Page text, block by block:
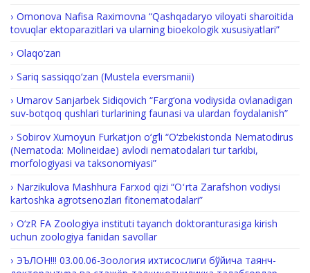
Omonova Nafisa Raximovna “Qashqadaryo viloyati sharoitida
tovuqlar ektoparazitlari va ularning bioekologik xususiyatlari”
Olaqo‘zan
Sariq sassiqqo‘zan (Mustela eversmanii)
Umarov Sanjarbek Sidiqovich “Farg‘ona vodiysida ovlanadigan
suv-botqoq qushlari turlarining faunasi va ulardan foydalanish”
Sobirov Xumoyun Furkatjon o‘g‘li “O‘zbekistonda Nematodirus
(Nematoda: Molineidae) avlodi nematodalari tur tarkibi,
morfologiyasi va taksonomiyasi”
Nаrzikulova Маshhurа Fаrхоd qizi “Oʻrta Zarafshon vodiysi
kartoshka agrotsenozlari fitonematodalari”
O‘zR FA Zoologiya instituti tayanch doktoranturasiga kirish
uchun zoologiya fanidan savollar
ЭЪЛОН!!! 03.00.06-Зоология ихтисослиги бўйича таянч-